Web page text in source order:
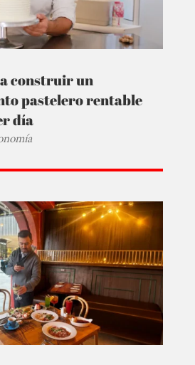
construir un
pastelero rentable
día